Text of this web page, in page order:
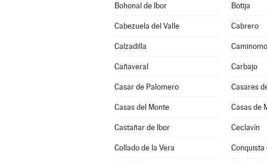
Bohonal de Ibor Botija
Cabezuela del Valle Cabrero
Calzadilla
Cañaveral Carbajo
Casar de Palomero Casares
Casas del Monte Casas de
Castañar de Ibor Ceclavín
Collado de la Vera Conquista